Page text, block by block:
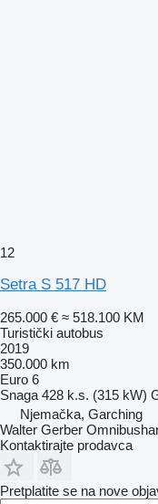
12
Setra S 517 HD
265.000 € ≈ 518.100 KM
Turistički autobus
2019
350.000 km
Euro 6
Snaga 428 k.s. (315 kW)
Njemačka, Garching
Walter Gerber
Kontaktirajte prodavca
Pretplatite se na nove